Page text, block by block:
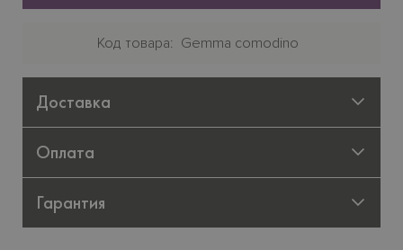
Код товара Gemma comodinо
Доставка
Оплата
Гарантия